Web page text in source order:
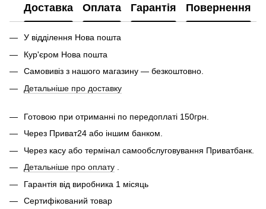
Доставка Оплата Гарантія Повернення
У відділення Нова пошта
Кур'єром Нова пошта
Самовивіз з нашого магазину — безкоштовно.
Детальніше про доставку
Готовою при отриманні по передоплаті 150грн.
Через Приват24 або іншим банком.
Через касу або термінал самообслуговування Приватбанк.
Детальніше про оплату
Гарантія від виробника 1 місяць
Сертифікований товар